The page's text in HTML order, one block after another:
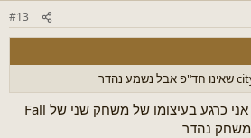
#13
נמצא אצלי גבוה ברשימה. אני כרגע בעיצומו של משחק שני של Fall